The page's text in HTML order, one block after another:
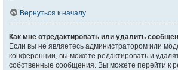
Вернуться к началу
Как мне отредактировать или удалить
Если вы не являетесь администратором или
конференции, вы можете редактировать и
собственные сообщения. Вы можете перейти к